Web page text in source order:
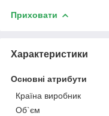
Приховати
Характеристики
Основні атрибути
Країна виробник
Об`єм